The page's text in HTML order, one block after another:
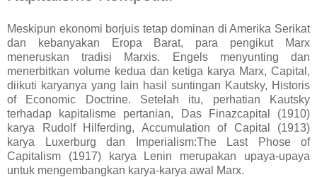
Meskipun ekonomi borjuis tetap dominan di Amerika Serikat
dan kebanyakan Eropa Barat, para pengikut Marx
meneruskan tradisi Marxis. Engels menyunting dan
menerbitkan volume kedua dan ketiga karya Marx, Capital,
diikuti karyanya yang lain hasil suntingan Kautsky, Historis
of Economic Doctrine. Setelah itu, perhatian Kautsky
terhadap kapitalisme pertanian, Das Finazcapital (1910)
karya Rudolf Hilferding, Accumulation of Capital (1913)
karya Luxerburg dan Imperialism:The Last Phose of
Capitalism (1917) karya Lenin merupakan upaya-upaya
untuk mengembangkan karya-karya awal Marx.